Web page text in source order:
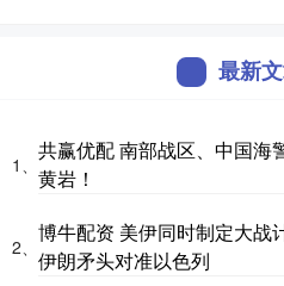
最新
1、
共赢优配 南部战区、中国海
黄岩！
2、
博牛配资 美伊同时制定大战
伊朗矛头对准以色列